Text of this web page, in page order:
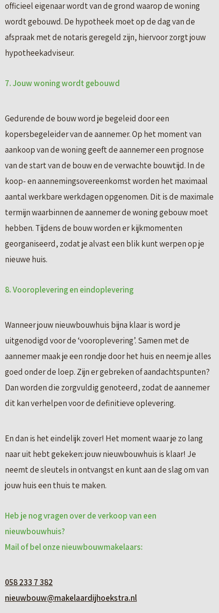
officieel eigenaar wordt van de grond waarop de woning
wordt gebouwd. De hypotheek moet op de dag van de
afspraak met de notaris geregeld zijn, hiervoor zorgt jouw
hypotheekadviseur.
7. Jouw woning wordt gebouwd
Gedurende de bouw word je begeleid door een
kopersbegeleider van de aannemer. Op het moment van
aankoop van de woning geeft de aannemer een prognose
van de start van de bouw en de verwachte bouwtijd. In de
koop- en aannemingsovereenkomst worden het maximaal
aantal werkbare werkdagen opgenomen. Dit is de maximale
termijn waarbinnen de aannemer de woning gebouw moet
hebben. Tijdens de bouw worden er kijkmomenten
georganiseerd, zodat je alvast een blik kunt werpen op je
nieuwe huis.
8. Vooroplevering en eindoplevering
Wanneer jouw nieuwbouwhuis bijna klaar is word je
uitgenodigd voor de ‘vooroplevering’. Samen met de
aannemer maak je een rondje door het huis en neem je alles
goed onder de loep. Zijn er gebreken of aandachtspunten?
Dan worden die zorgvuldig genoteerd, zodat de aannemer
dit kan verhelpen voor de definitieve oplevering.
En dan is het eindelijk zover! Het moment waar je zo lang
naar uit hebt gekeken: jouw nieuwbouwhuis is klaar! Je
neemt de sleutels in ontvangst en kunt aan de slag om van
jouw huis een thuis te maken.
Heb je nog vragen over de verkoop van een
nieuwbouwhuis?
Mail of bel onze nieuwbouwmakelaars:
058 233 7 382
nieuwbouw@makelaardijhoekstra.nl